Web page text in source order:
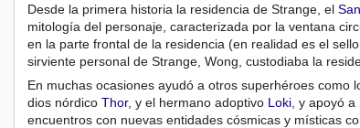
Desde la primera historia la residencia de Strange, el
mitología del personaje, caracterizada por la ventana
en la parte frontal de la residencia (en realidad es el
sirviente personal de Strange, Wong, custodiaba la
En muchas ocasiones ayudó a otros superhéroes como
dios nórdico Thor, y el hermano adoptivo Loki , y apoyó a
encuentros con nuevas entidades cósmicas y místicas